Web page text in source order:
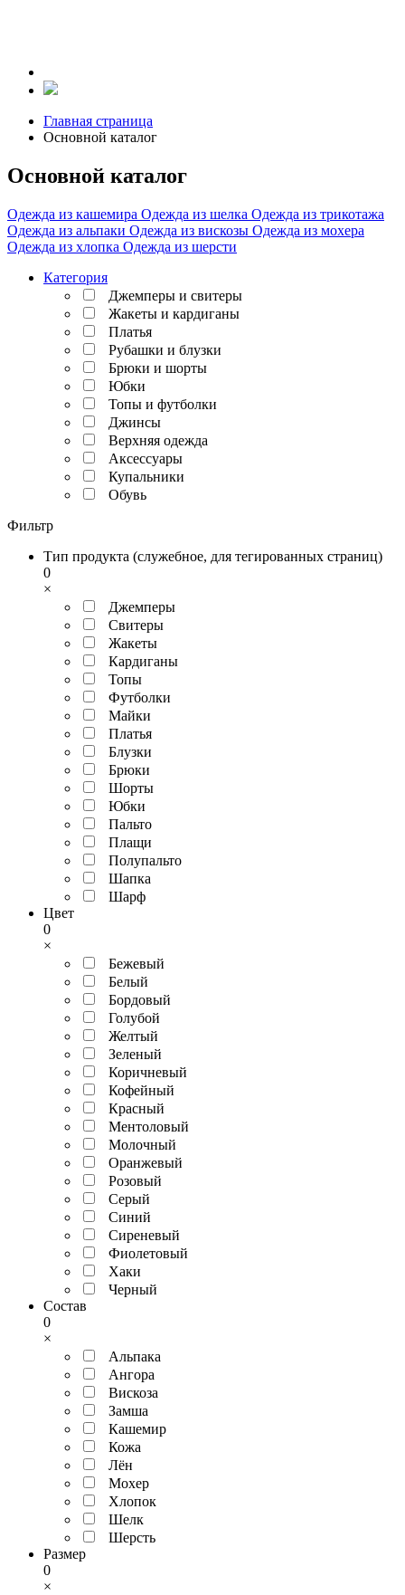
Главная страница
Основной каталог
Основной каталог
Одежда из кашемира Одежда из шелка Одежда из трикотажа
Одежда из альпаки Одежда из вискозы Одежда из мохера
Одежда из хлопка Одежда из шерсти
Категория
Джемперы и свитеры
Жакеты и кардиганы
Платья
Рубашки и блузки
Брюки и шорты
Юбки
Топы и футболки
Джинсы
Верхняя одежда
Аксесcуары
Купальники
Обувь
Фильтр
Тип продукта (служебное, для тегированных страниц)
0
×
Джемперы
Свитеры
Жакеты
Кардиганы
Топы
Футболки
Майки
Платья
Блузки
Брюки
Шорты
Юбки
Пальто
Плащи
Полупальто
Шапка
Шарф
Цвет
0
×
Бежевый
Белый
Бордовый
Голубой
Желтый
Зеленый
Коричневый
Кофейный
Красный
Ментоловый
Молочный
Оранжевый
Розовый
Серый
Синий
Сиреневый
Фиолетовый
Хаки
Черный
Состав
0
×
Альпака
Ангора
Вискоза
Замша
Кашемир
Кожа
Лён
Мохер
Хлопок
Шелк
Шерсть
Размер
0
×